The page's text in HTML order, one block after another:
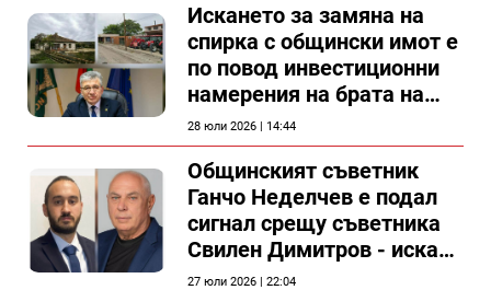
Искането за замяна на
спирка с общински имот е
по повод инвестиционни
намерения на брата на
председателя на
Общински съвет Силистра
28 юли 2026 | 14:44
Общинският съветник
Ганчо Неделчев е подал
сигнал срещу съветника
Свилен Димитров - иска
етичната комисия на
27 юли 2026 | 22:04